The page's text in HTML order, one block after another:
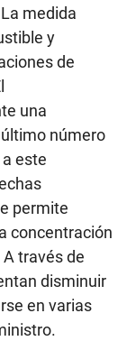
medida
y
de
una
número
este
permite
concentración
través de
disminuir
en varias